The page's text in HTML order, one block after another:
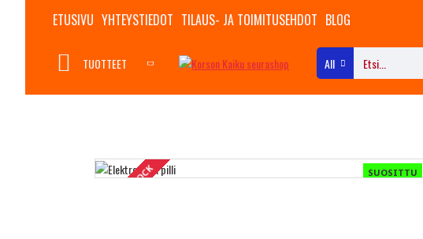
ETUSIVU YHTEYSTIEDOT TILAUS- JA TOIMITUSEHDOT BLOG
TUOTTEET All
SUOSITTU
OUT OF STOCK